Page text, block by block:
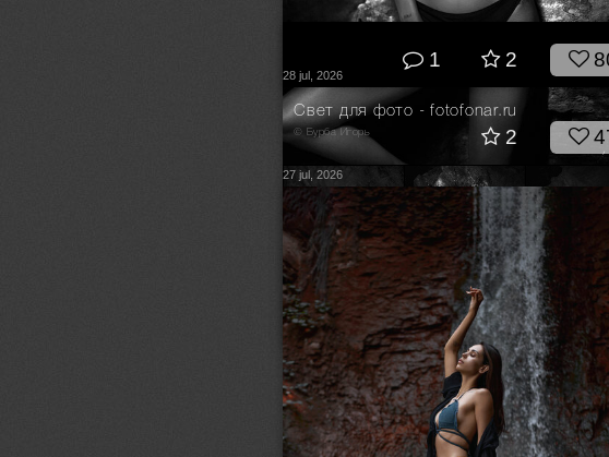
2
© Скрипников Александр
28 jul, 2026
1 2
Свет для фото - fotofonar.ru
© Бурба Игорь
27 jul, 2026